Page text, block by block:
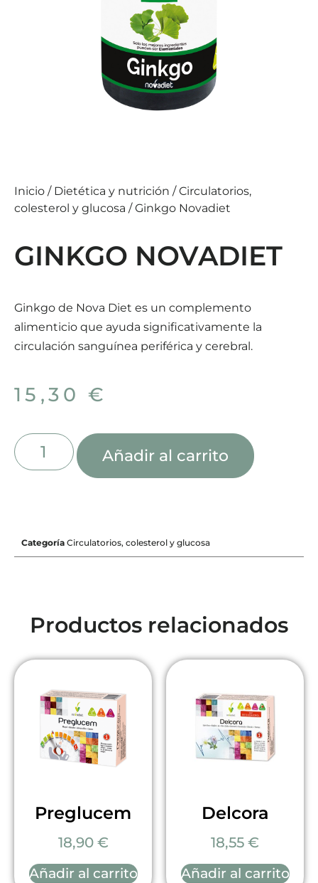
Inicio / Dietética y nutrición /Circulatorios,
colesterol y glucosa / Ginkgo Novadiet
GINKGO NOVADIET
Ginkgo de Nova Diet es un complemento
alimenticio que ayuda significativamente la
circulación sanguínea periférica y cerebral.
15,30€
Añadir al carrito
Categoría Circulatorios, colesterol y glucosa
Productos relacionados
Preglucem
18,90 €
Añadir al carrito
Delcora
18,55 €
Añadir al carrito